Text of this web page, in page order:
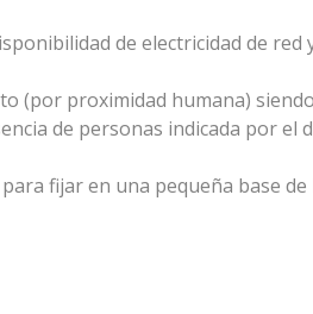
de electricidad de red
(por proximidad humana)
de personas indicada por
fijar en una pequeña base